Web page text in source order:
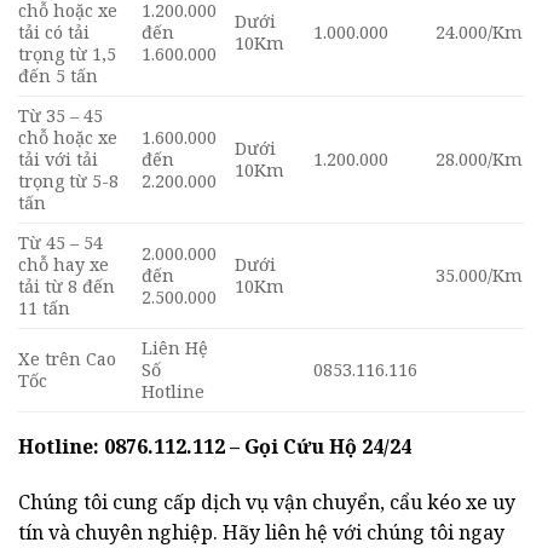
chỗ hoặc xe
tải có tải
trọng từ 1,5
đến 5 tấn
1.200.000
đến
1.600.000
Dưới
10Km
1.000.000 24.000/Km
Từ 35 – 45
chỗ hoặc xe
tải với tải
trọng từ 5-8
tấn
1.600.000
đến
2.200.000
Dưới
10Km
1.200.000 28.000/Km
Từ 45 – 54
chỗ hay xe
tải từ 8 đến
11 tấn
2.000.000
đến
2.500.000
Dưới
10Km
35.000/Km
Xe trên Cao
Tốc
Liên Hệ
Số
Hotline
0853.116.116
Hotline: 0876.112.112 – Gọi Cứu Hộ 24/24
Chúng tôi cung cấp dịch vụ vận chuyển, cẩu kéo xe uy
tín và chuyên nghiệp. Hãy liên hệ với chúng tôi ngay